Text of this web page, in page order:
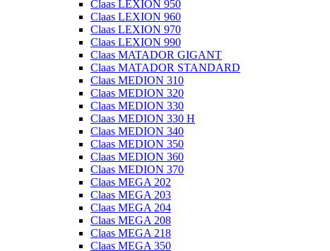
Claas LEXION 950
Claas LEXION 960
Claas LEXION 970
Claas LEXION 990
Claas MATADOR GIGANT
Claas MATADOR STANDARD
Claas MEDION 310
Claas MEDION 320
Claas MEDION 330
Claas MEDION 330 H
Claas MEDION 340
Claas MEDION 350
Claas MEDION 360
Claas MEDION 370
Claas MEGA 202
Claas MEGA 203
Claas MEGA 204
Claas MEGA 208
Claas MEGA 218
Claas MEGA 350